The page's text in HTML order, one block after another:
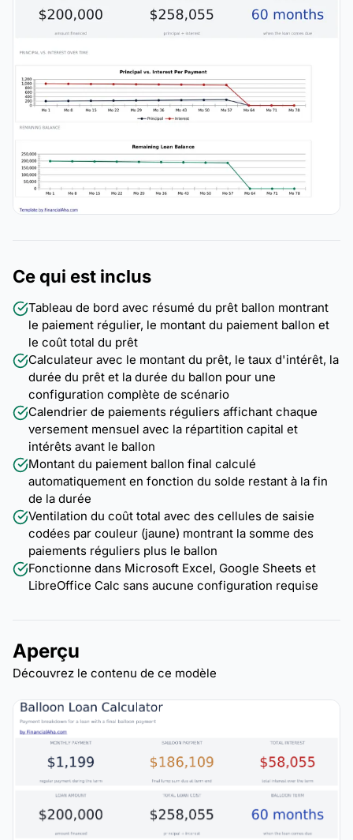
Ce qui est inclus
Tableau de bord avec résumé du prêt ballon montrant
le paiement régulier, le montant du paiement ballon et
le coût total du prêt
Calculateur avec le montant du prêt, le taux d'intérêt, la
durée du prêt et la durée du ballon pour une
configuration complète de scénario
Calendrier de paiements réguliers affichant chaque
versement mensuel avec la répartition capital et
intérêts avant le ballon
Montant du paiement ballon final calculé
automatiquement en fonction du solde restant à la fin
de la durée
Ventilation du coût total avec des cellules de saisie
codées par couleur (jaune) montrant la somme des
paiements réguliers plus le ballon
Fonctionne dans Microsoft Excel, Google Sheets et
LibreOffice Calc sans aucune configuration requise
Aperçu
Découvrez le contenu de ce modèle